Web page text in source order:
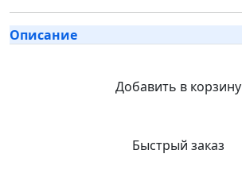
Описание
Добавить в корзину
Быстрый заказ